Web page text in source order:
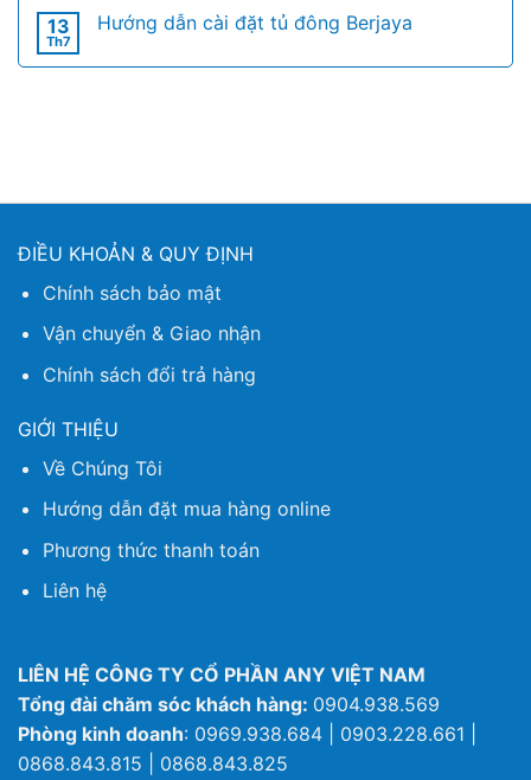
13
Th7
Hướng dẫn cài đặt tủ đông Berjaya
ĐIỀU KHOẢN & QUY ĐỊNH
Chính sách bảo mật
Vận chuyển & Giao nhận
Chính sách đổi trả hàng
GIỚI THIỆU
Về Chúng Tôi
Hướng dẫn đặt mua hàng online
Phương thức thanh toán
Liên hệ
LIÊN HỆ CÔNG TY CỔ PHẦN ANY VIỆT NAM
Tổng đài chăm sóc khách hàng: 0904.938.569
Phòng kinh doanh: 0969.938.684 | 0903.228.661 |
0868.843.815 | 0868.843.825